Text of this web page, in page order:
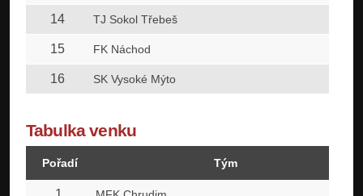
14 TJ Sokol Třebeš
15 FK Náchod
16 SK Vysoké Mýto
Tabulka venku
Pořadí Tým